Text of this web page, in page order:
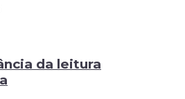
da leitura